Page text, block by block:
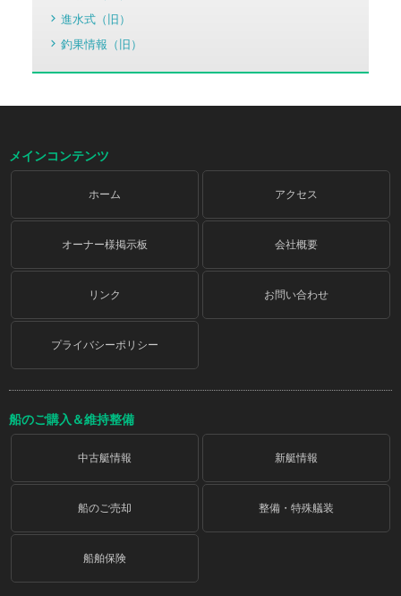
進水式（旧）
釣果情報（旧）
メインコンテンツ
ホーム アクセス
オーナー様掲示板 会社概要
リンク お問い合わせ
プライバシーポリシー
船のご購入＆維持整備
中古艇情報 新艇情報
船のご売却 整備・特殊艤装
船舶保険